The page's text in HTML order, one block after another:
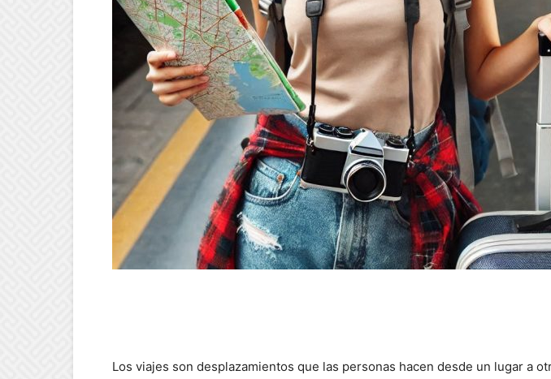
Los viajes son desplazamientos que las personas hacen desde un lugar a